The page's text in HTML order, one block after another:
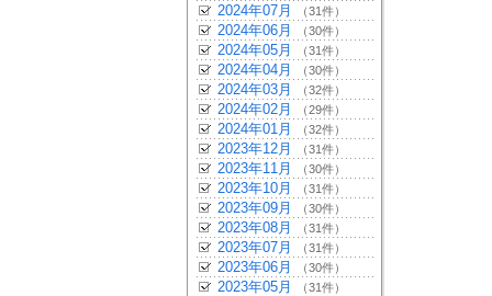
2024年07月 （31件）
2024年06月 （30件）
2024年05月 （31件）
2024年04月 （30件）
2024年03月 （32件）
2024年02月 （29件）
2024年01月 （32件）
2023年12月 （31件）
2023年11月 （30件）
2023年10月 （31件）
2023年09月 （30件）
2023年08月 （31件）
2023年07月 （31件）
2023年06月 （30件）
2023年05月 （31件）